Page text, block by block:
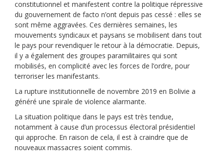
constitutionnel et manifestent contre la politique répressive
du gouvernement de facto n’ont depuis pas cessé : elles se
sont même aggravées. Ces dernières semaines, les
mouvements syndicaux et paysans se mobilisent dans tout
le pays pour revendiquer le retour à la démocratie. Depuis,
il y a également des groupes paramilitaires qui sont
mobilisés, en complicité avec les forces de l’ordre, pour
terroriser les manifestants.
La rupture institutionnelle de novembre 2019 en Bolivie a
généré une spirale de violence alarmante.
La situation politique dans le pays est très tendue,
notamment à cause d’un processus électoral présidentiel
qui approche. En raison de cela, il est à craindre que de
nouveaux massacres soient commis.